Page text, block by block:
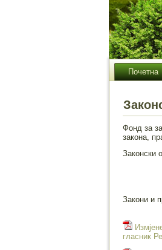
Почетна
Фонд за
закона,
Законски
Закони и
гласник